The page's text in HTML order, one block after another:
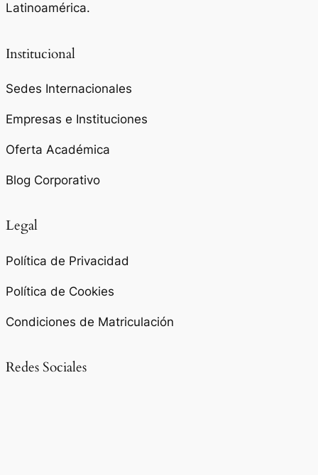
Latinoamérica.
Institucional
Sedes Internacionales
Empresas e Instituciones
Oferta Académica
Blog Corporativo
Legal
Política de Privacidad
Política de Cookies
Condiciones de Matriculación
Redes Sociales